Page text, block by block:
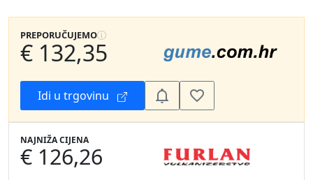
PREPORUČUJEMO
€ 132,35
Idi u trgovinu
NAJNIŽA CIJENA
€ 126,26